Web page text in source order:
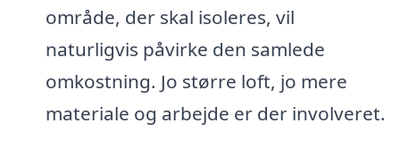
område, der skal iso­leres, vil
naturligvis påvirke den samlede
omkostning. Jo større loft, jo mere
materiale og arbejde er der involveret.